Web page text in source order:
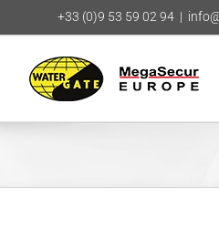
to
+33 (0)9 53 59 02 94 |